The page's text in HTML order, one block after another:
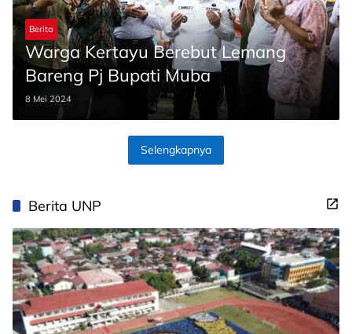
Berita
Warga Kertayu Berebut Lemang
Bareng Pj Bupati Muba
8 Mei 2024
Selengkapnya
Berita UNP